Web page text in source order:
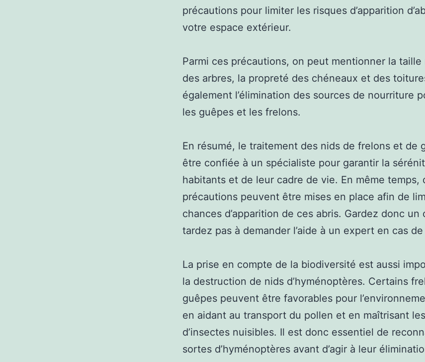
précautions pour limiter les risques d’apparition
votre espace extérieur.
Parmi ces précautions, on peut mentionner la taille
des arbres, la propreté des chéneaux et des
également l’élimination des sources de nourriture
les guêpes et les frelons.
En résumé, le traitement des nids de frelons et de
être confiée à un spécialiste pour garantir la
habitants et de leur cadre de vie. En même temps,
précautions peuvent être mises en place afin de
chances d’apparition de ces abris. Gardez donc
tardez pas à demander l’aide à un expert en cas
La prise en compte de la biodiversité est aussi
la destruction de nids d’hyménoptères. Certains
guêpes peuvent être favorables pour
en aidant au transport du pollen et en maîtrisant
d’insectes nuisibles. Il est donc essentiel de
sortes d’hyménoptères avant d’agir à leur